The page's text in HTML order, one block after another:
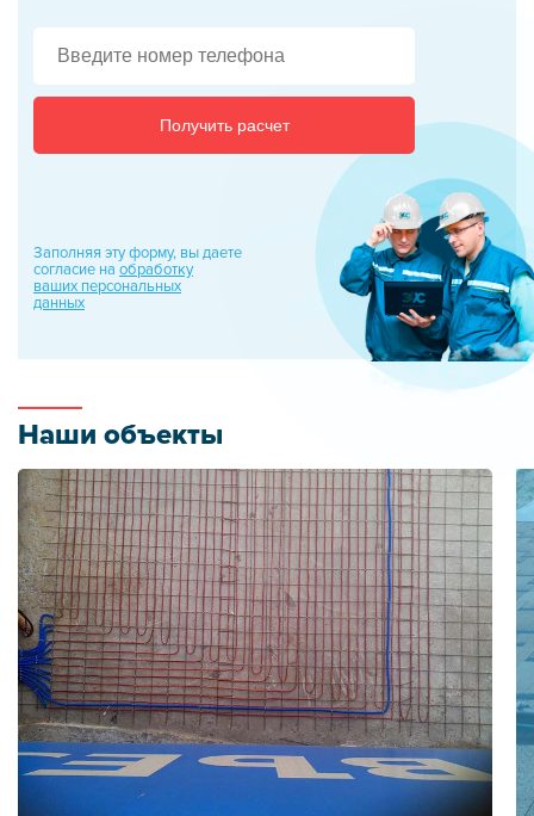
Получить расчет
Заполняя эту форму, вы даете
согласие на обработку
ваших персональных
данных
Наши объекты